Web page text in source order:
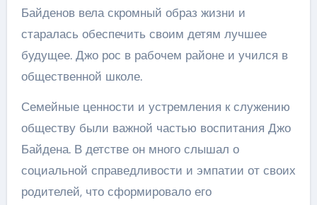
Байденов вела скромный образ жизни и
старалась обеспечить своим детям лучшее
будущее. Джо рос в рабочем районе и учился в
общественной школе.
Семейные ценности и устремления к служению
обществу были важной частью воспитания Джо
Байдена. В детстве он много слышал о
социальной справедливости и эмпатии от своих
родителей, что сформировало его